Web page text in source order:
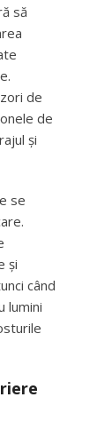
să
de
de
și
se
și
când
lumini